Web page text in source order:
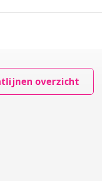
overzicht